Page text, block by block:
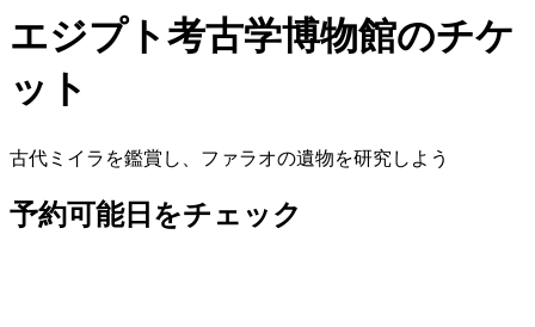
エジプト考古学博物館のチケ
ット
古代ミイラを鑑賞し、ファラオの遺物を研究しよう
予約可能日をチェック